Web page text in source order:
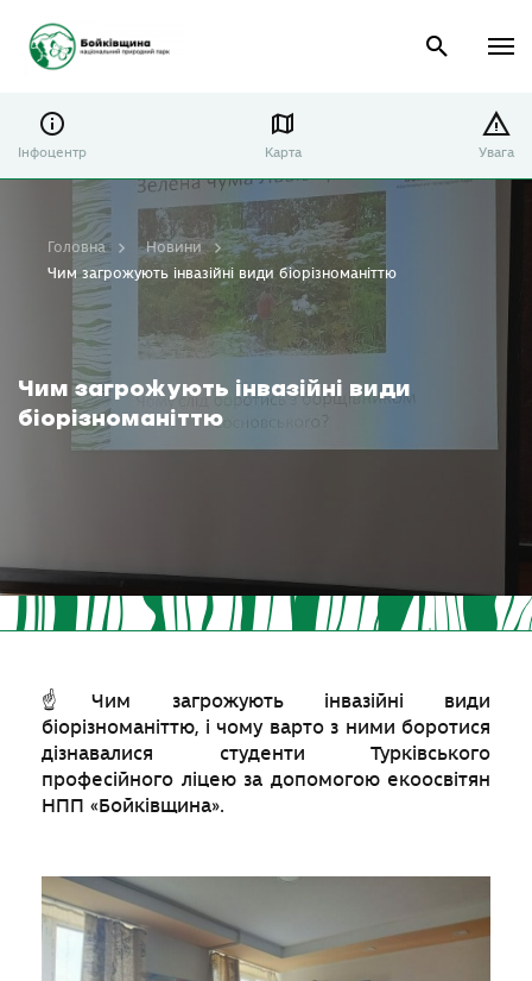
Інфоцентр Карта Увага
Чим загрожують інвазійні види
біорізноманіттю
Головна
Новини
Чим загрожують інвазійні види біорізноманіттю
☝️Чим загрожують інвазійні види
біорізноманіттю, і чому варто з ними боротися
дізнавалися студенти Турківського
професійного ліцею за допомогою екоосвітян
НПП «Бойківщина».